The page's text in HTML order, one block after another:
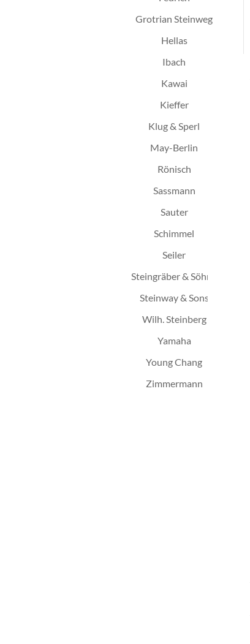
Grotrian Steinweg
Hellas
Ibach
Kawai
Kieffer
Klug & Sperl
May-Berlin
Rönisch
Sassmann
Sauter
Schimmel
Seiler
Steingräber & Söhne
Steinway & Sons
Wilh. Steinberg
Yamaha
Young Chang
Zimmermann